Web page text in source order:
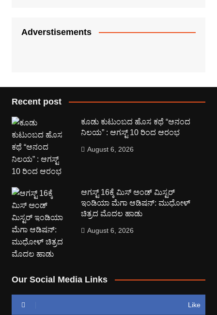
Adverstisements
Recent post
ಕೂಡು ಕುಟುಂಬದ ಹೊಸ ಕಥೆ “ಆನಂದ
ನಿಲಯ” : ಆಗಸ್ಟ್ 10 ರಿಂದ ಆರಂಭ
August 6, 2026
ಆಗಸ್ಟ್ 16ಕ್ಕೆ ಮಿಸ್ ಅಂಡ್ ಮಿಸ್ಟರ್
ಇಂಡಿಯಾ ಮೆಗಾ ಆಡಿಷನ್: ಮುಧೋಳ್
ಚಿತ್ರದ ಮೊದಲ ಹಾಡು
August 6, 2026
Our Social Media Links
Like